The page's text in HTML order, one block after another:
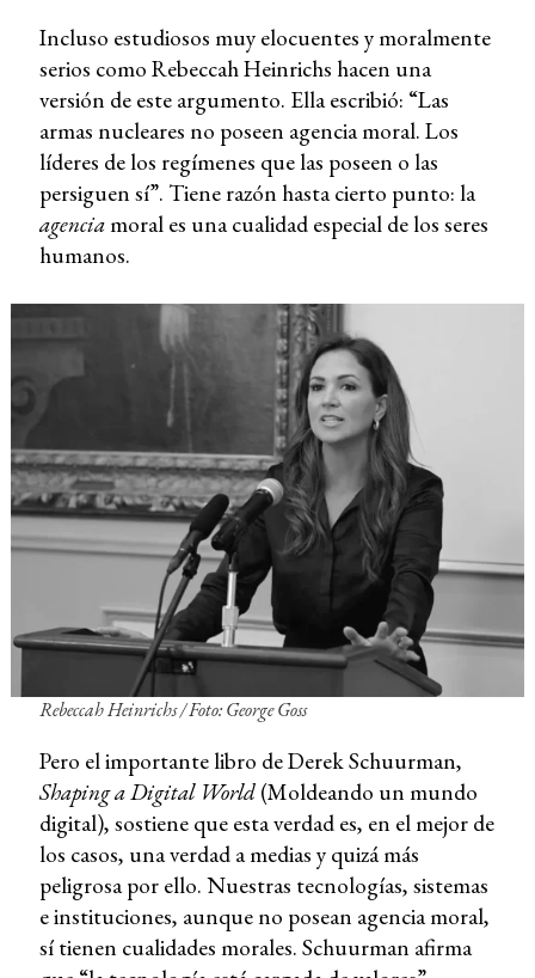
Incluso estudiosos muy elocuentes y moralmente
serios como Rebeccah Heinrichs hacen una
versión de este argumento. Ella escribió: “Las
armas nucleares no poseen agencia moral. Los
líderes de los regímenes que las poseen o las
persiguen sí”. Tiene razón hasta cierto punto: la
agencia moral es una cualidad especial de los seres
humanos.
Rebeccah Heinrichs / Foto: George Goss
Pero el importante libro de Derek Schuurman,
Shaping a Digital World(Moldeando un mundo
digital), sostiene que esta verdad es, en el mejor de
los casos, una verdad a medias y quizá más
peligrosa por ello. Nuestras tecnologías, sistemas
e instituciones, aunque no posean agencia moral,
sí tienen cualidades morales. Schuurman afirma